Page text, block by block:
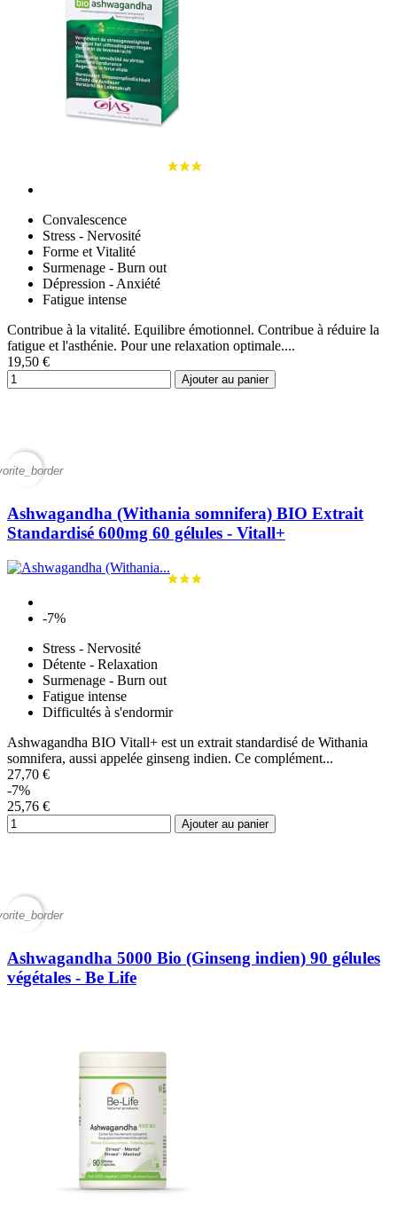
Convalescence
Stress - Nervosité
Forme et Vitalité
Surmenage - Burn out
Dépression - Anxiété
Fatigue intense
Contribue à la vitalité. Equilibre émotionnel. Contribue à réduire la
fatigue et l'asthénie. Pour une relaxation optimale....
19,50 €
Ajouter au panier
Ashwagandha (Withania somnifera) BIO Extrait
Standardisé 600mg 60 gélules - Vitall+
-7%
Stress - Nervosité
Détente - Relaxation
Surmenage - Burn out
Fatigue intense
Difficultés à s'endormir
Ashwagandha BIO Vitall+ est un extrait standardisé de Withania
somnifera, aussi appelée ginseng indien. Ce complément...
27,70 €
-7%
25,76 €
Ajouter au panier
Ashwagandha 5000 Bio (Ginseng indien) 90 gélules
végétales - Be Life